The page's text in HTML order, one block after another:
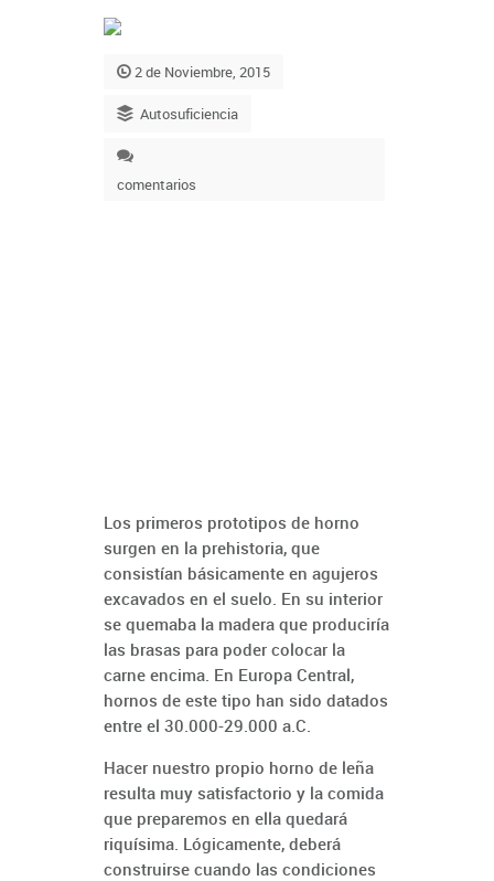
2 de Noviembre, 2015
Autosuficiencia
comentarios
Los primeros prototipos de horno
surgen en la prehistoria, que
consistían básicamente en agujeros
excavados en el suelo. En su interior
se quemaba la madera que produciría
las brasas para poder colocar la
carne encima. En Europa Central,
hornos de este tipo han sido datados
entre el 30.000-29.000 a.C.
Hacer nuestro propio horno de leña
resulta muy satisfactorio y la comida
que preparemos en ella quedará
riquísima. Lógicamente, deberá
construirse cuando las condiciones